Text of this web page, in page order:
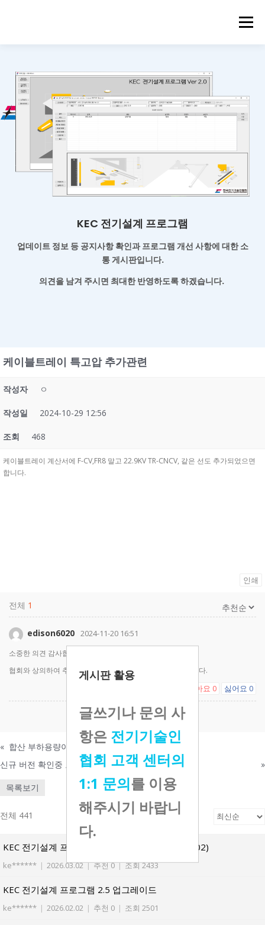
메뉴
게시판 활용
글쓰기나 문의 사
항은 전기기술인
협회 고객 센터의
1:1 문의를 이용
해주시기 바랍니
다.
KEC 전기설계 프로그램
업데이트 정보 등 공지사항 확인과프로그램 개선 사항에 대한 소
통 게시판입니다.
의견을 남겨 주시면 최대한 반영하도록 하겠습니다.
케이블트레이 특고압 추가관련
작성자 ㅇ
작성일 2024-10-29 12:56
조회 468
케이블트레이 계산서에 F-CV,FR8 말고 22.9KV TR-CNCV, 같은 선도 추가되었으면
합니다.
인쇄
전체 1
edison6020 2024-11-20 16:51
소중한 의견 감사합니다.
협회와 상의하여 추후 버전에서는 반영될 수 있도록 하겠습니다.
좋아요 0 싫어요 0
댓글을 남기려면 로그인하세요.
« 합산 부하용량이 안됩니다 부탁드립니다
신규 버전 확인중 오류 발생
»
목록보기
전체 441
KEC 전기설계 프로그램 2.5 업그레이드(2026.03.02)
ke****** | 2026.03.02 | 추천 0 | 조회 2433
KEC 전기설계 프로그램 2.5 업그레이드
ke****** | 2026.02.02 | 추천 0 | 조회 2501